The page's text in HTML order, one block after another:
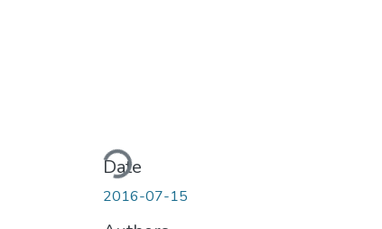
Loading...
Date
2016-07-15